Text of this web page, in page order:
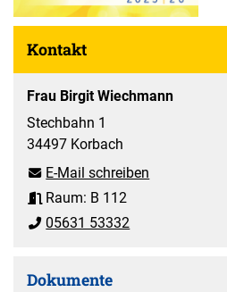
Kontakt
Frau Birgit Wiechmann
Stechbahn 1
34497 Korbach
E-Mail schreiben
Raum: B 112
05631 53332
Dokumente